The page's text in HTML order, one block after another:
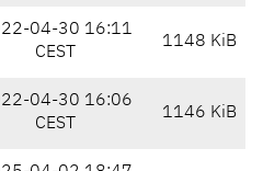
04-30 16:11
CEST
1148 KiB
04-30 16:06
CEST
1146 KiB